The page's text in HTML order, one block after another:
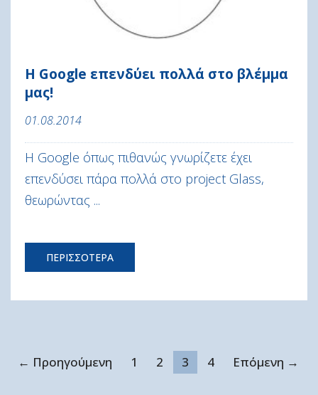
Η Google επενδύει πολλά στο βλέμμα
μας!
01.08.2014
Η Google όπως πιθανώς γνωρίζετε έχει
επενδύσει πάρα πολλά στο project Glass,
θεωρώντας ...
ΠΕΡΙΣΣΟΤΕΡΑ
← Προηγούμενη 1 2 3 4 Επόμενη →